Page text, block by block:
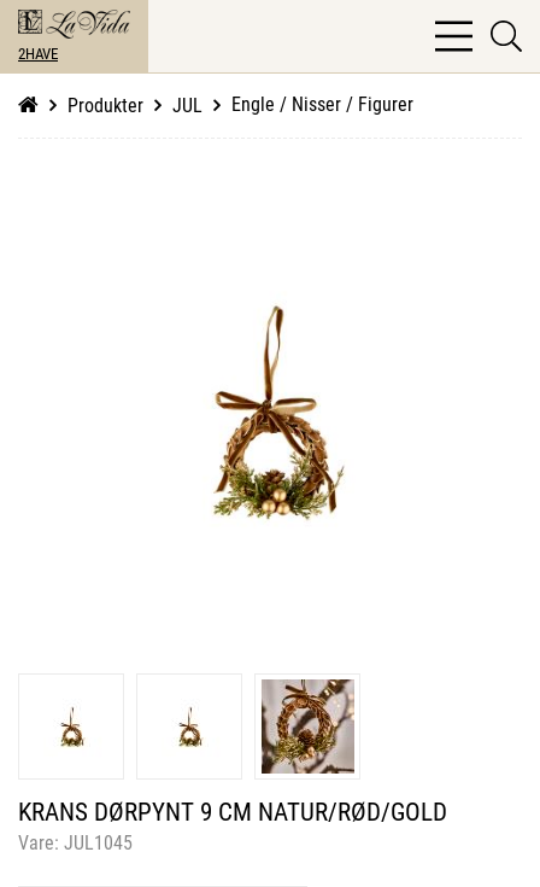
2HAVE
bars
light
Produkter JUL Engle / Nisser / Figurer
KRANS DØRPYNT 9 CM NATUR/RØD/GOLD
Vare: JUL1045